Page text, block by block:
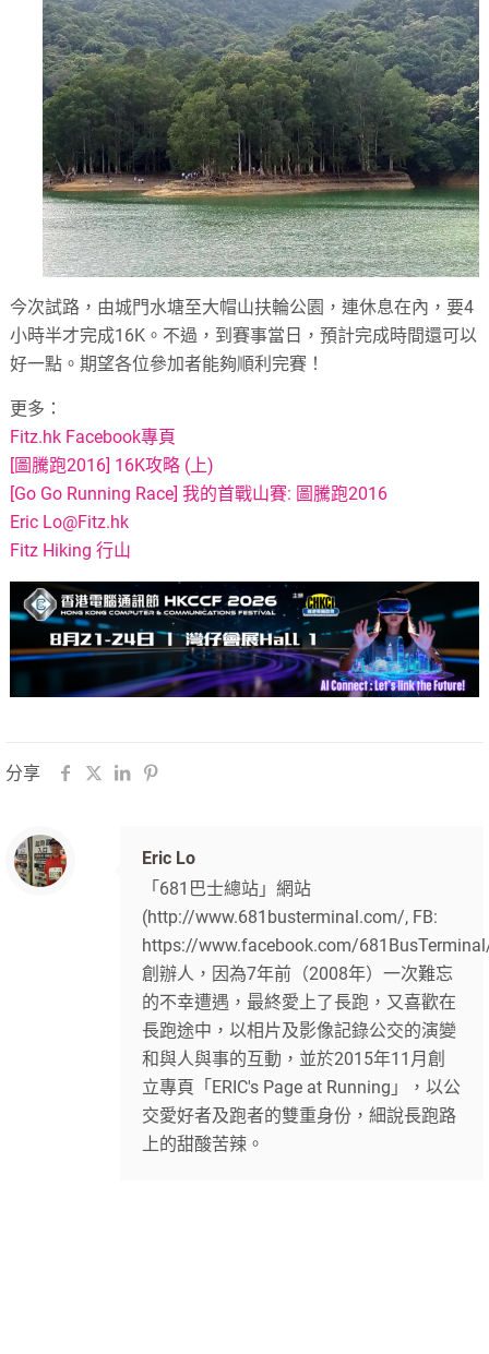
今次試路，由城門水塘至大帽山扶輪公園，連休息在內，要4
小時半才完成16K。不過，到賽事當日，預計完成時間還可以
好一點。期望各位參加者能夠順利完賽！
更多：
Fitz.hk Facebook專頁
[圖騰跑2016] 16K攻略 (上)
[Go Go Running Race] 我的首戰山賽: 圖騰跑2016
Eric Lo@Fitz.hk
Fitz Hiking 行山
分享
Eric Lo
「681巴士總站」網站
(http://www.681busterminal.com/, FB:
https://www.facebook.com/
創辦人，因為7年前（2008年）一次難忘
的不幸遭遇，最終愛上了長跑，又喜歡在
長跑途中，以相片及影像記錄公交的演變
和與人與事的互動，並於2015年11月創
立專頁「ERIC's Page at Running」，以公
交愛好者及跑者的雙重身份，細說長跑路
上的甜酸苦辣。